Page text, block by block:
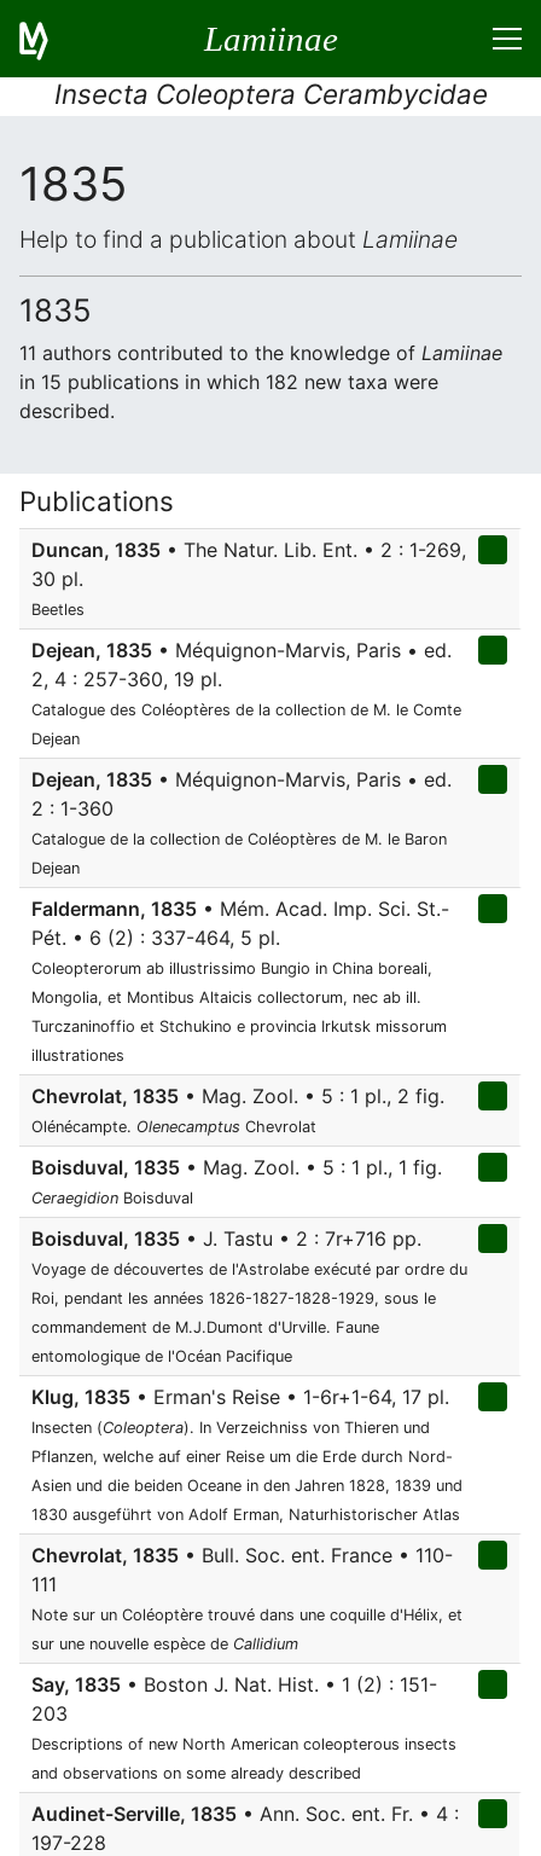
Lamiinae
Insecta Coleoptera Cerambycidae
1835
Help to find a publication about Lamiinae
1835
11 authors contributed to the knowledge of Lamiinae
in 15 publications in which 182 new taxa were
described.
Publications
Duncan, 1835 • The Natur. Lib. Ent. • 2 : 1-269,
30 pl.
Beetles
Dejean, 1835 • Méquignon-Marvis, Paris • ed.
2, 4 : 257-360, 19 pl.
Catalogue des Coléoptères de la collection de M. le Comte
Dejean
Dejean, 1835 • Méquignon-Marvis, Paris • ed.
2 : 1-360
Catalogue de la collection de Coléoptères de M. le Baron
Dejean
Faldermann, 1835 • Mém. Acad. Imp. Sci. St.-
Pét. • 6 (2) : 337-464, 5 pl.
Coleopterorum ab illustrissimo Bungio in China boreali,
Mongolia, et Montibus Altaicis collectorum, nec ab ill.
Turczaninoffio et Stchukino e provincia Irkutsk missorum
illustrationes
Chevrolat, 1835 • Mag. Zool. • 5 : 1 pl., 2 fig.
Olénécampte. Olenecamptus Chevrolat
Boisduval, 1835 • Mag. Zool. • 5 : 1 pl., 1 fig.
Ceraegidion Boisduval
Boisduval, 1835 • J. Tastu • 2 : 7r+716 pp.
Voyage de découvertes de l'Astrolabe exécuté par ordre du
Roi, pendant les années 1826-1827-1828-1929, sous le
commandement de M.J.Dumont d'Urville. Faune
entomologique de l'Océan Pacifique
Klug, 1835 • Erman's Reise • 1-6r+1-64, 17 pl.
Insecten (Coleoptera). In Verzeichniss von Thieren und
Pflanzen, welche auf einer Reise um die Erde durch Nord-
Asien und die beiden Oceane in den Jahren 1828, 1839 und
1830 ausgeführt von Adolf Erman, Naturhistorischer Atlas
Chevrolat, 1835 • Bull. Soc. ent. France • 110-
111
Note sur un Coléoptère trouvé dans une coquille d'Hélix, et
sur une nouvelle espèce de Callidium
Say, 1835 • Boston J. Nat. Hist. • 1 (2) : 151-
203
Descriptions of new North American coleopterous insects
and observations on some already described
Audinet-Serville, 1835 • Ann. Soc. ent. Fr. • 4 :
197-228